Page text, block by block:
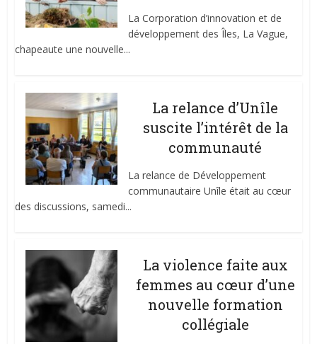
La Corporation d’innovation et de
développement des Îles, La Vague,
chapeaute une nouvelle...
La relance d’Unîle
suscite l’intérêt de la
communauté
La relance de Développement
communautaire Unîle était au cœur
des discussions, samedi...
La violence faite aux
femmes au cœur d’une
nouvelle formation
collégiale